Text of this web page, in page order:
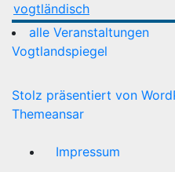
vogtländisch
alle Veranstaltungen
Vogtlandspiegel
Stolz präsentiert von
Themeansar
Impressum